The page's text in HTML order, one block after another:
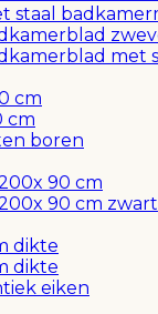
staal
met
cm
cm
boren
90 cm
90 cm zwart
dikte
dikte
eiken